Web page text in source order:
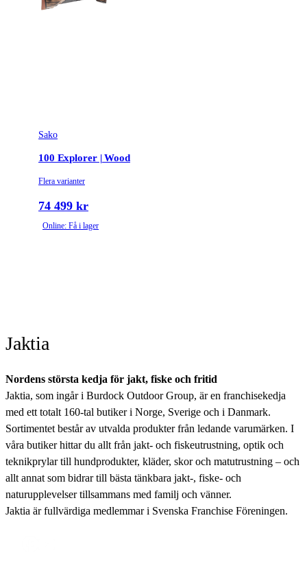
Sako
100 Explorer | Wood
Flera varianter
74 499 kr
Online: Få i lager
Jaktia
Nordens största kedja för jakt, fiske och fritid
Jaktia, som ingår i Burdock Outdoor Group, är en franchisekedja
med ett totalt 160-tal butiker i Norge, Sverige och i Danmark.
Sortimentet består av utvalda produkter från ledande varumärken. I
våra butiker hittar du allt från jakt- och fiskeutrustning, optik och
teknikprylar till hundprodukter, kläder, skor och matutrustning – och
allt annat som bidrar till bästa tänkbara jakt-, fiske- och
naturupplevelser tillsammans med familj och vänner.
Jaktia är fullvärdiga medlemmar i Svenska Franchise Föreningen.